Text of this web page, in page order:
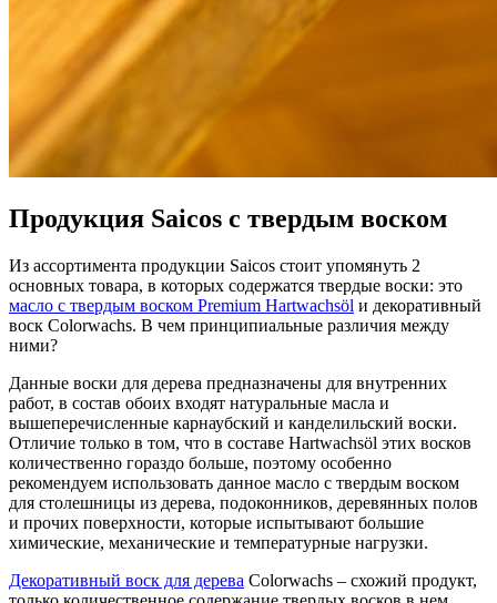
Продукция Saicos с твердым воском
Из ассортимента продукции Saicos стоит упомянуть 2
основных товара, в которых содержатся твердые воски: это
масло с твердым воском Premium Hartwachsöl и декоративный
воск Colorwachs. В чем принципиальные различия между
ними?
Данные воски для дерева предназначены для внутренних
работ, в состав обоих входят натуральные масла и
вышеперечисленные карнаубский и канделильский воски.
Отличие только в том, что в составе Hartwachsöl этих восков
количественно гораздо больше, поэтому особенно
рекомендуем использовать данное масло с твердым воском
для столешницы из дерева, подоконников, деревянных полов
и прочих поверхности, которые испытывают большие
химические, механические и температурные нагрузки.
Декоративный воск для дерева Colorwachs – схожий продукт,